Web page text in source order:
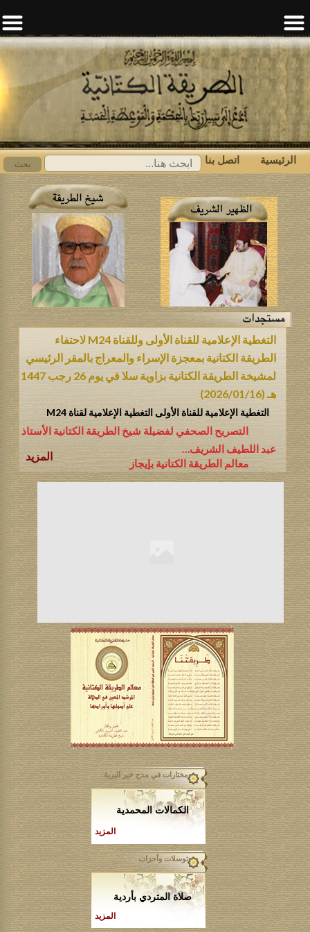
ابحث
عن:
بحث الرئيسية اتصل بنا
التغطية الإعلامية للقناة الأولى وللقناة M24 لاحتفاء
الطريقة الكتانية بمعجزة الإسراء والمعراج بالمقر الرئيسي
لمشيخة الطريقة الكتانية بزاوية سلا في يوم 26 رجب 1447
هـ (2026/01/16)
التغطية الإعلامية للقناة الأولى التغطية الإعلامية لقناة M24
التصريح الصحفي لفضيلة شيخ الطريقة الكتانية الأستاذ
عبد اللطيف الشريف…
معالم الطريقة الكتانية بإيجاز
المزيد
مختارات في مدح خير البرية
الكمالات المحمدية
المزيد
توسلات وأحزاب
صلاة المتردي بأردية
المزيد